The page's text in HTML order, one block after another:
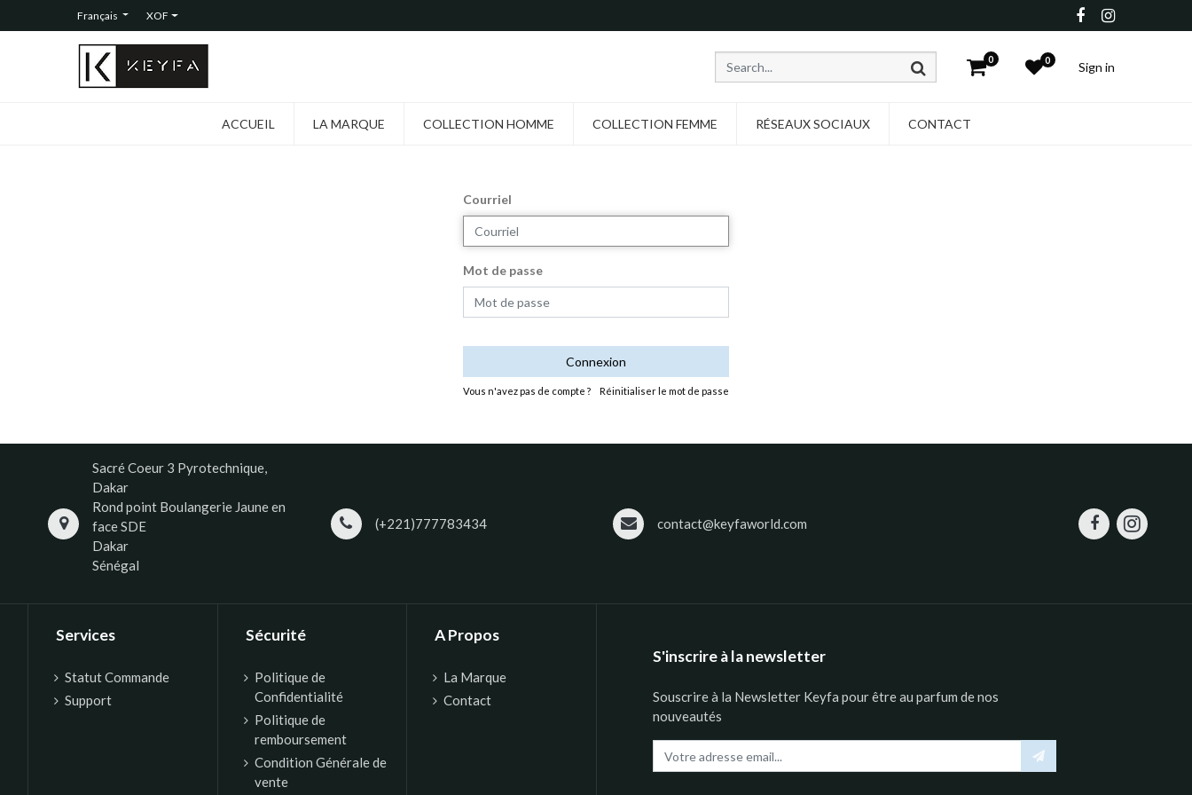
Français XOF
0 0 Sign in
ACCUEIL LA MARQUE COLLECTION HOMME COLLECTION FEMME RÉSEAUX SOCIAUX CONTACT
Courriel
Mot de passe
Connexion
Vous n'avez pas de compte ? Réinitialiser le mot de passe
Sacré Coeur 3 Pyrotechnique,
Dakar
Rond point Boulangerie Jaune en
face SDE
Dakar
Sénégal
(+221)777783434 contact@keyfaworld.com
Services
Statut Commande
Support
Sécurité
Politique de
Confidentialité
Politique de
remboursement
Condition Générale de
vente
A Propos
La Marque
Contact
S'inscrire à la newsletter
Souscrire à la Newsletter Keyfa pour être au parfum de nos
nouveautés